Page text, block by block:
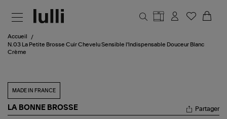
Accueil
N.03 La Petite Brosse Cuir Chevelu Sensible l'Indispensable Douceur Blanc
Crème
MADE IN FRANCE
LA BONNE BROSSE Partager